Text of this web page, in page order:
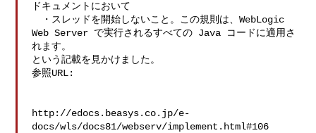
ドキュメントにおいて
・スレッドを開始しないこと。この規則は、WebLogic
Web Server で実行されるすべての Java コードに適用さ
れます。
という記載を見かけました。
参照URL:
http://edocs.beasys.co.jp/e-
docs/wls/docs81/webserv/implement.html#106